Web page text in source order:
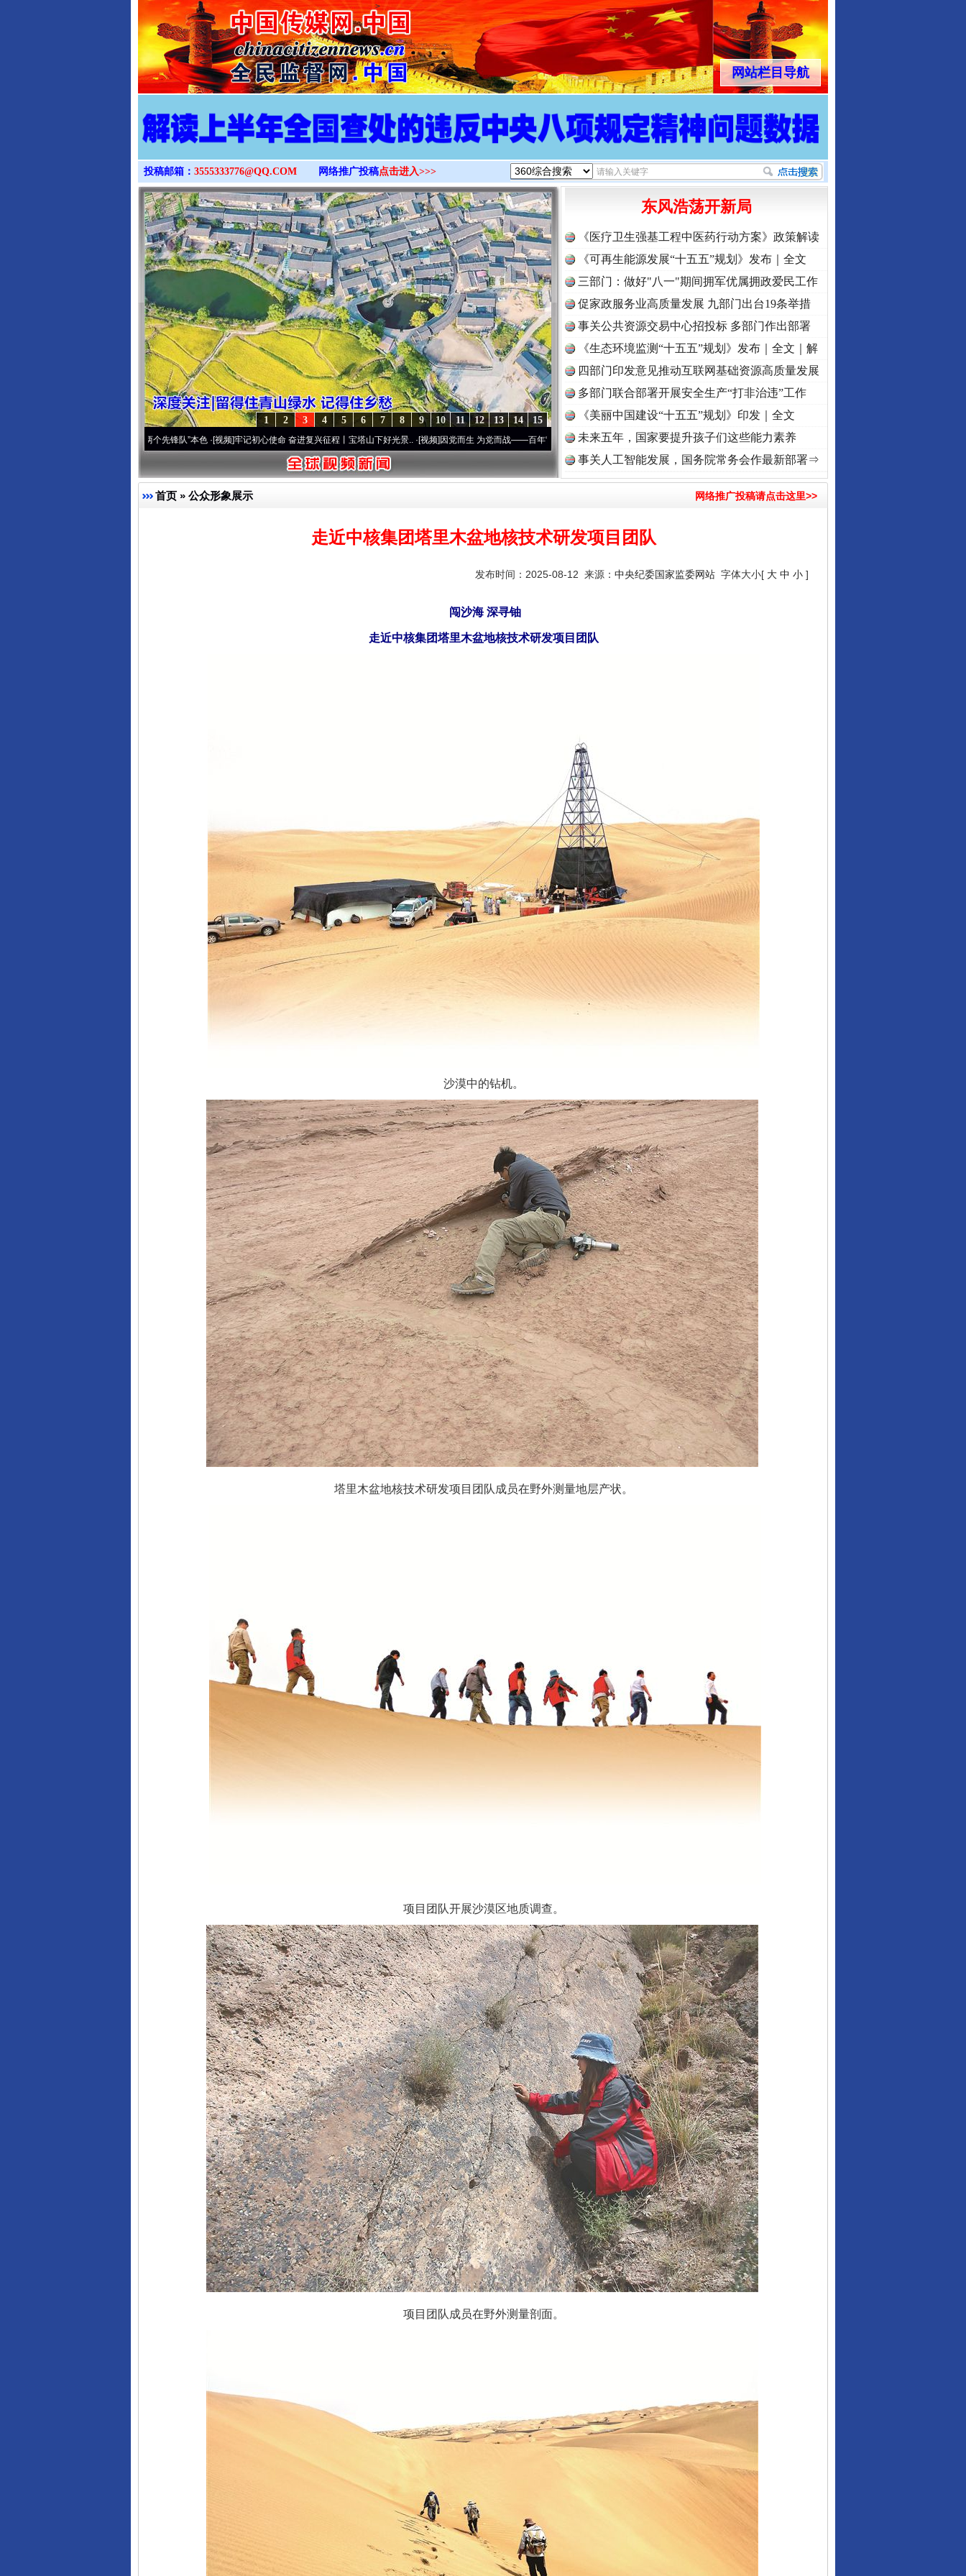
>
网站栏目导航
投稿邮箱： 3555333776@QQ.COM 网络推广投稿点击进入>>>
15
14
13
12
11
10
9
8
7
6
5
4
3
2
1
永葆“两个先锋队”本色·[视频]牢记初心使命 奋进复兴征程丨宝塔山下好光景..·[视频]因党而生 为党而战——百年“纪”事⑧加强纪律.. ·[视频]牢记初心使命 奋进复兴征程丨“转折之城”激荡..·[视频]牢记初心使命 奋进复兴征程丨红船起航处 潮
东风浩荡开新局
《医疗卫生强基工程中医药行动方案》政策解读
《可再生能源发展“十五五”规划》发布｜全文
三部门：做好"八一"期间拥军优属拥政爱民工作
促家政服务业高质量发展 九部门出台19条举措
事关公共资源交易中心招投标 多部门作出部署
《生态环境监测“十五五”规划》发布｜全文｜解
读
四部门印发意见推动互联网基础资源高质量发展
多部门联合部署开展安全生产“打非治违”工作
《美丽中国建设“十五五”规划》印发｜全文
未来五年，国家要提升孩子们这些能力素养
事关人工智能发展，国务院常务会作最新部署⇒
首页 » 公众形象展示 网络推广投稿请点击这里>>
走近中核集团塔里木盆地核技术研发项目团队
发布时间：2025-08-12 来源： 中央纪委国家监委网站 字体大小[ 大 中 小 ]
闯沙海 深寻铀
走近中核集团塔里木盆地核技术研发项目团队
沙漠中的钻机。
塔里木盆地核技术研发项目团队成员在野外测量地层产状。
项目团队开展沙漠区地质调查。
项目团队成员在野外测量剖面。